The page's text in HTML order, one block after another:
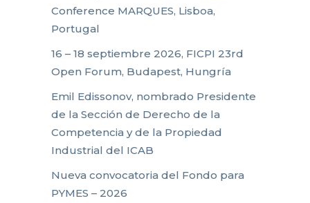
Conference MARQUES, Lisboa,
Portugal
16 – 18 septiembre 2026, FICPI 23rd
Open Forum, Budapest, Hungría
Emil Edissonov, nombrado Presidente
de la Sección de Derecho de la
Competencia y de la Propiedad
Industrial del ICAB
Nueva convocatoria del Fondo para
PYMES – 2026